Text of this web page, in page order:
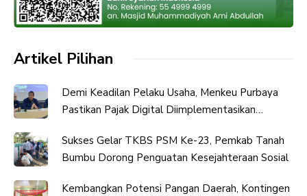
Artikel Pilihan
Demi Keadilan Pelaku Usaha, Menkeu Purbaya
Pastikan Pajak Digital Diimplementasikan
Sukses Gelar TKBS PSM Ke-23, Pemkab Tanah
Bumbu Dorong Penguatan Kesejahteraan Sosial
Kembangkan Potensi Pangan Daerah, Kontingen